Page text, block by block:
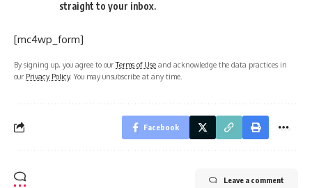
straight to your inbox.
[mc4wp_form]
By signing up, you agree to ourTerms of Use and acknowledge the data practices in
our Privacy Policy. You may unsubscribe at any time.
Facebook
Leave a comment